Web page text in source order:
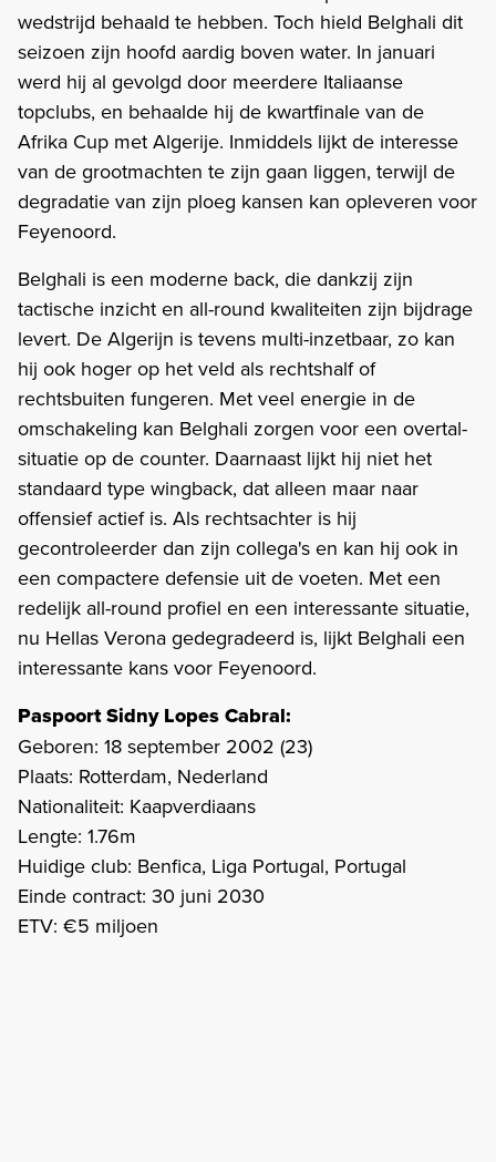
wedstrijd behaald te hebben. Toch hield Belghali dit
seizoen zijn hoofd aardig boven water. In januari
werd hij al gevolgd door meerdere Italiaanse
topclubs, en behaalde hij de kwartfinale van de
Afrika Cup met Algerije. Inmiddels lijkt de interesse
van de grootmachten te zijn gaan liggen, terwijl de
degradatie van zijn ploeg kansen kan opleveren voor
Feyenoord.
Belghali is een moderne back, die dankzij zijn
tactische inzicht en all-round kwaliteiten zijn bijdrage
levert. De Algerijn is tevens multi-inzetbaar, zo kan
hij ook hoger op het veld als rechtshalf of
rechtsbuiten fungeren. Met veel energie in de
omschakeling kan Belghali zorgen voor een overtal-
situatie op de counter. Daarnaast lijkt hij niet het
standaard type wingback, dat alleen maar naar
offensief actief is. Als rechtsachter is hij
gecontroleerder dan zijn collega's en kan hij ook in
een compactere defensie uit de voeten. Met een
redelijk all-round profiel en een interessante situatie,
nu Hellas Verona gedegradeerd is, lijkt Belghali een
interessante kans voor Feyenoord.
Paspoort Sidny Lopes Cabral:
Geboren: 18 september 2002 (23)
Plaats: Rotterdam, Nederland
Nationaliteit: Kaapverdiaans
Lengte: 1.76m
Huidige club: Benfica, Liga Portugal, Portugal
Einde contract: 30 juni 2030
ETV: €5 miljoen